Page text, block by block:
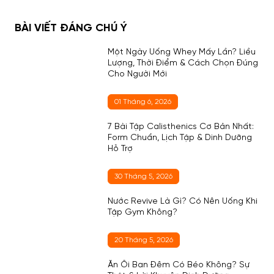
BÀI VIẾT ĐÁNG CHÚ Ý
Một Ngày Uống Whey Mấy Lần? Liều
Lượng, Thời Điểm & Cách Chọn Đúng
Cho Người Mới
01 Tháng 6, 2026
7 Bài Tập Calisthenics Cơ Bản Nhất:
Form Chuẩn, Lịch Tập & Dinh Dưỡng
Hỗ Trợ
30 Tháng 5, 2026
Nước Revive Là Gì? Có Nên Uống Khi
Tập Gym Không?
20 Tháng 5, 2026
Ăn Ổi Ban Đêm Có Béo Không? Sự